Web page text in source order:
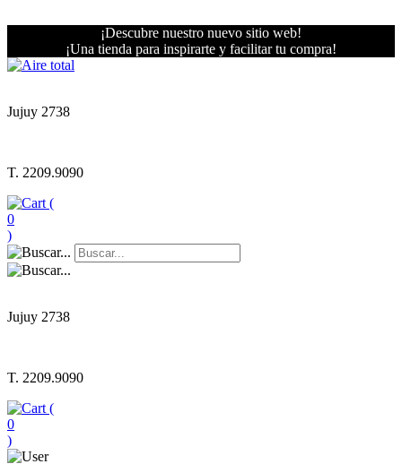
¡Descubre nuestro nuevo sitio web!
¡Una tienda para inspirarte y facilitar tu compra!
Jujuy 2738
T. 2209.9090
(
0
)
Jujuy 2738
T. 2209.9090
(
0
)